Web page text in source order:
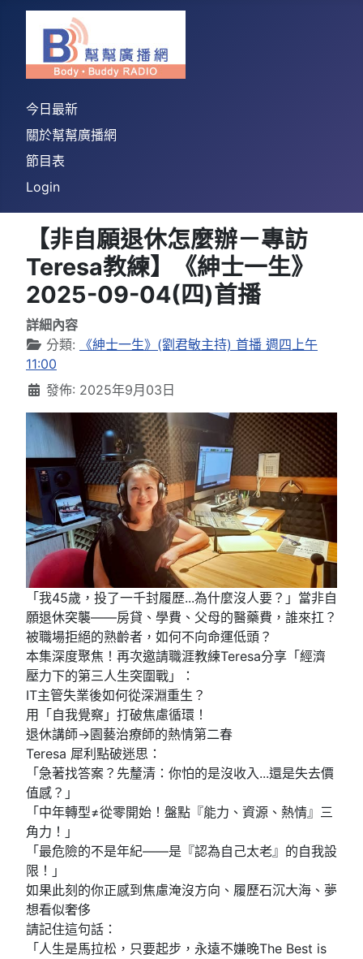
今日最新
關於幫幫廣播網
節目表
Login
【非自願退休怎麼辦－專訪
Teresa教練】《紳士一生》
2025-09-04(四)首播
詳細內容
分類:
《紳士一生》(劉君敏主持) 首播 週四上午
11:00
發佈: 2025年9月03日
「我45歲，投了一千封履歷...為什麼沒人要？」當非自
願退休突襲——房貸、學費、父母的醫藥費，誰來扛？
被職場拒絕的熟齡者，如何不向命運低頭？
本集深度聚焦！再次邀請職涯教練Teresa分享「經濟
壓力下的第三人生突圍戰」：
IT主管失業後如何從深淵重生？
用「自我覺察」打破焦慮循環！
退休講師→園藝治療師的熱情第二春
Teresa 犀利點破迷思：
「急著找答案？先釐清：你怕的是沒收入...還是失去價
值感？」
「中年轉型≠從零開始！盤點『能力、資源、熱情』三
角力！」
「最危險的不是年紀——是『認為自己太老』的自我設
限！」
如果此刻的你正感到焦慮淹沒方向、履歷石沉大海、夢
想看似奢侈
請記住這句話：
「人生是馬拉松，只要起步，永遠不嫌晚The Best is